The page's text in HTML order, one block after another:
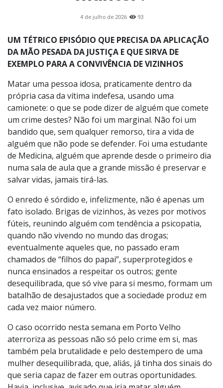
4 de julho de 2026 93
UM TÉTRICO EPISÓDIO QUE PRECISA DA APLICAÇÃO
DA MÃO PESADA DA JUSTIÇA E QUE SIRVA DE
EXEMPLO PARA A CONVIVÊNCIA DE VIZINHOS
Matar uma pessoa idosa, praticamente dentro da
própria casa da vítima indefesa, usando uma
camionete: o que se pode dizer de alguém que comete
um crime destes? Não foi um marginal. Não foi um
bandido que, sem qualquer remorso, tira a vida de
alguém que não pode se defender. Foi uma estudante
de Medicina, alguém que aprende desde o primeiro dia
numa sala de aula que a grande missão é preservar e
salvar vidas, jamais tirá-las.
O enredo é sórdido e, infelizmente, não é apenas um
fato isolado. Brigas de vizinhos, às vezes por motivos
fúteis, reunindo alguém com tendência a psicopatia,
quando não vivendo no mundo das drogas;
eventualmente aqueles que, no passado eram
chamados de “filhos do papai”, superprotegidos e
nunca ensinados a respeitar os outros; gente
desequilibrada, que só vive para si mesmo, formam um
batalhão de desajustados que a sociedade produz em
cada vez maior número.
O caso ocorrido nesta semana em Porto Velho
aterroriza as pessoas não só pelo crime em si, mas
também pela brutalidade e pelo destempero de uma
mulher desequilibrada, que, aliás, já tinha dos sinais do
que seria capaz de fazer em outras oportunidades.